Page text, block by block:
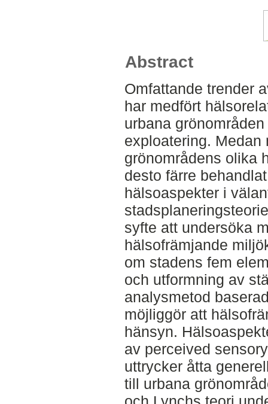
Abstract
Omfattande trender
har medfört
urbana
exploatering. Medan
grönområdens olika
desto färre
hälsoaspekter i
syfte att undersöka
hälsofrämjande
om stadens fem
och utformning av
analysmetod
möjliggör att
hänsyn.
av perceived
uttrycker åtta
till urbana